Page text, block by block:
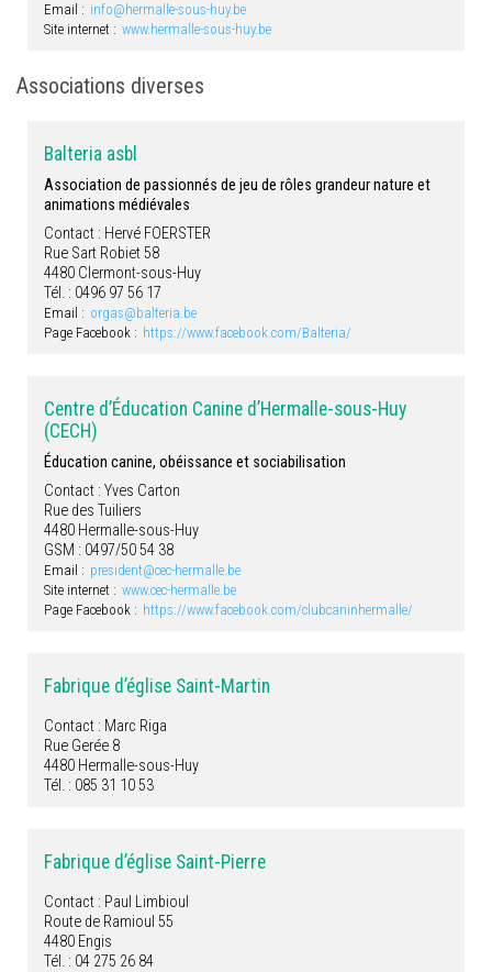
Email : info@hermalle-sous-huy.be
Site internet : www.hermalle-sous-huy.be
Associations diverses
Balteria asbl
Association de passionnés de jeu de rôles grandeur nature et
animations médiévales
Contact : Hervé FOERSTER
Rue Sart Robiet 58
4480 Clermont-sous-Huy
Tél. : 0496 97 56 17
Email : orgas@balteria.be
Page Facebook : https://www.facebook.com/Balteria/
Centre d’Éducation Canine d’Hermalle-sous-Huy
(CECH)
Éducation canine, obéissance et sociabilisation
Contact : Yves Carton
Rue des Tuiliers
4480 Hermalle-sous-Huy
GSM : 0497/50 54 38
Email : president@cec-hermalle.be
Site internet : www.cec-hermalle.be
Page Facebook : https://www.facebook.com/clubcaninhermalle/
Fabrique d’église Saint-Martin
Contact : Marc Riga
Rue Gerée 8
4480 Hermalle-sous-Huy
Tél. : 085 31 10 53
Fabrique d’église Saint-Pierre
Contact : Paul Limbioul
Route de Ramioul 55
4480 Engis
Tél. : 04 275 26 84